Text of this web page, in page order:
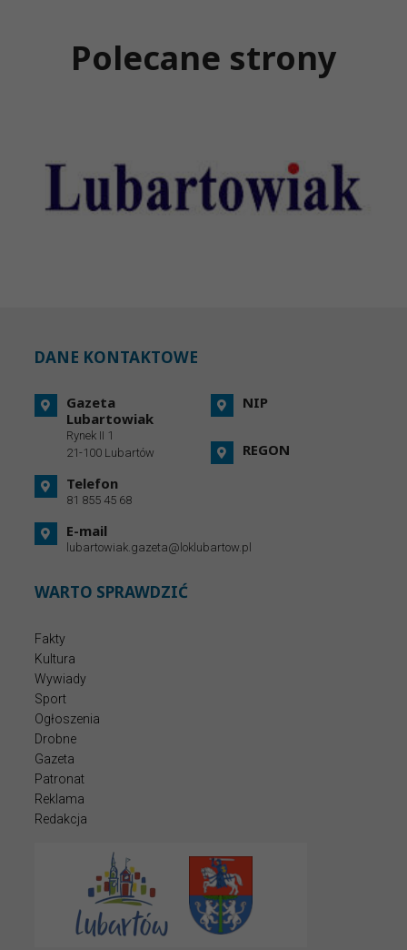
Polecane strony
DANE KONTAKTOWE
Gazeta
Lubartowiak
Rynek II 1
21-100 Lubartów
Telefon
81 855 45 68
E-mail
lubartowiak.gazeta@loklubartow.pl
NIP
REGON
WARTO SPRAWDZIĆ
Fakty
Kultura
Wywiady
Sport
Ogłoszenia
Drobne
Gazeta
Patronat
Reklama
Redakcja